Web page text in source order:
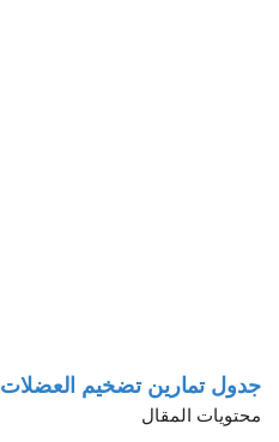
جدول تمارين تضخيم العضلات
محتويات المقال